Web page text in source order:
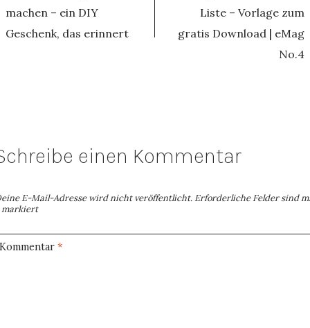
machen – ein DIY
Geschenk, das erinnert
Liste – Vorlage zum
gratis Download | eMag
No.4
einen Kommentar
E-Mail-Adresse wird nicht veröffentlicht. Erforderliche Felder sind
markiert
Kommentar*